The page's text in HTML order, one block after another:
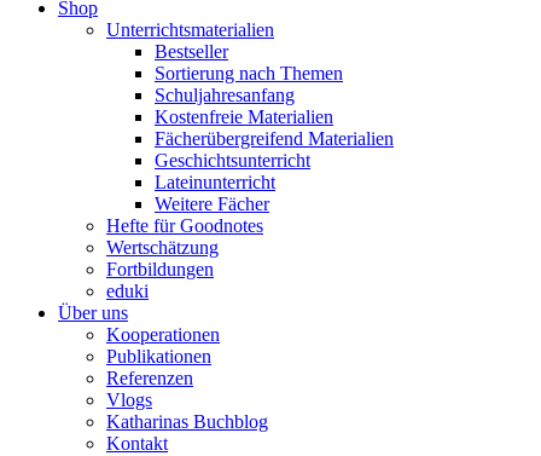
Shop
Unterrichtsmaterialien
Bestseller
Sortierung nach Themen
Schuljahresanfang
Kostenfreie Materialien
Fächerübergreifend Materialien
Geschichtsunterricht
Lateinunterricht
Weitere Fächer
Hefte für Goodnotes
Wertschätzung
Fortbildungen
eduki
Über uns
Kooperationen
Publikationen
Referenzen
Vlogs
Katharinas Buchblog
Kontakt